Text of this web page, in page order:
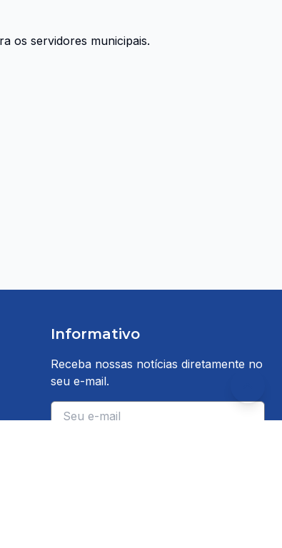
os servidores municipais.
Informativo
Receba nossas notícias diretamente no
seu e-mail.
E-mail